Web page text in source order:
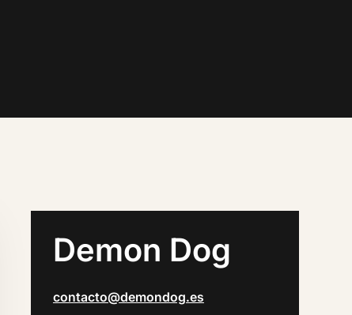
Demon Dog
contacto@demondog.es